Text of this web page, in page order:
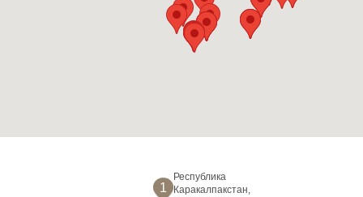
1
Республика
Каракалпакстан,